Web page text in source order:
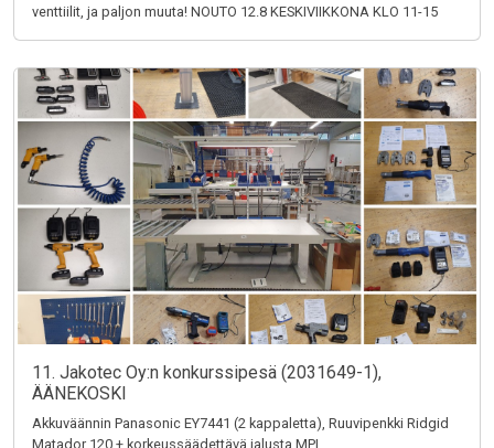
venttiilit, ja paljon muuta! NOUTO 12.8 KESKIVIIKKONA KLO 11-15
11. Jakotec Oy:n konkurssipesä (2031649-1),
ÄÄNEKOSKI
Akkuväännin Panasonic EY7441 (2 kappaletta), Ruuvipenkki Ridgid
Matador 120 + korkeussäädettävä jalusta MPI,